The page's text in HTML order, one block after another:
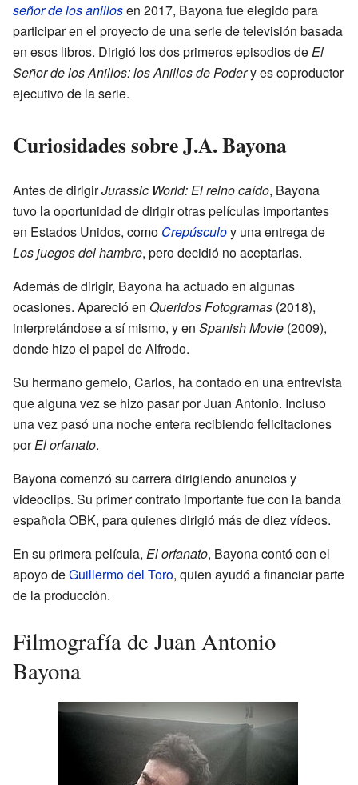
señor de los anillosen 2017, Bayona fue elegido para
participar en el proyecto de una serie de televisión basada
en esos libros. Dirigió los dos primeros episodios deEl
Señor de los Anillos: los Anillos de Podery es coproductor
ejecutivo de la serie.
Curiosidades sobre J.A. Bayona
Antes de dirigirJurassic World: El reino caído, Bayona
tuvo la oportunidad de dirigir otras películas importantes
en Estados Unidos, como Crepúsculoy una entrega de
Los juegos del hambre, pero decidió no aceptarlas.
Además de dirigir, Bayona ha actuado en algunas
ocasiones. Apareció en Queridos Fotogramas (2018),
interpretándose a sí mismo, y en Spanish Movie (2009),
donde hizo el papel de Alfrodo.
Su hermano gemelo, Carlos, ha contado en una entrevista
que alguna vez se hizo pasar por Juan Antonio. Incluso
una vez pasó una noche entera recibiendo felicitaciones
porEl orfanato.
Bayona comenzó su carrera dirigiendo anuncios y
videoclips. Su primer contrato importante fue con la banda
española OBK, para quienes dirigió más de diez vídeos.
En su primera película, El orfanato, Bayona contó con el
apoyo deGuillermo del Toro, quien ayudó a financiar parte
de la producción.
Filmografía de Juan Antonio
Bayona